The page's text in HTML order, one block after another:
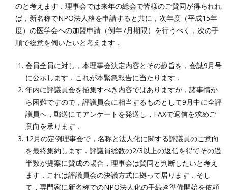
のと考えます．理事会では来年の総会で皆様のご賛同が得られれ
ば，新名称でNPO法人格を申請すると共に，次年度（平成15年
度）の医学会への加盟申請（例年7月期限）を行うべく，次の手
順で総意を伺いたいと考えます．
会員全員に対し，本理事会決定内容とその趣旨を，会誌9月号
に公示します．これが本緊急報告に当たります．
年内に評議員会を招集すべき内容ではありますが，諸事情か
ら困難ですので，評議員会に相当するものとして9月中に全評
議員へ，郵送にてアンケートを発送し，FAXで返信を求めご
意向を承ります．
12月の定例理事会で，名称と法人化に関する評議員のご意向
を最終集約します．評議員総数の2/3以上の返信を得てその過
半数が提案に賛成の場合，理事会は賛同と判断したいと考え
ます．これは評議員会の決議方式に拠って居ります．そし
て，専門家に新名称でのNPO法人化の手続き準備開始を依頼